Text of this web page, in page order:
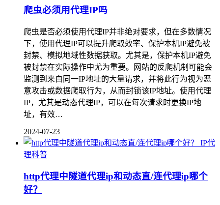
爬虫必须用代理IP吗
爬虫是否必须使用代理IP并非绝对要求，但在多数情况
下，使用代理IP可以提升爬取效率、保护本机IP避免被
封禁、模拟地域性数据获取。尤其是，保护本机IP避免
被封禁在实际操作中尤为重要。网站的反爬机制可能会
监测到来自同一IP地址的大量请求，并将此行为视为恶
意攻击或数据爬取行为，从而封锁该IP地址。使用代理
IP，尤其是动态代理IP，可以在每次请求时更换IP地
址，有效…
2024-07-23
IP代
理科普
http代理中隧道代理ip和动态直/连代理ip哪个
好？